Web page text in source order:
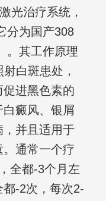
光治疗系统，
分为国产308
。其工作原理
白斑患处，
进黑色素的
癜风、银屑
并且适用于
通常一个疗
全都-3个月左
-2次，每次2-